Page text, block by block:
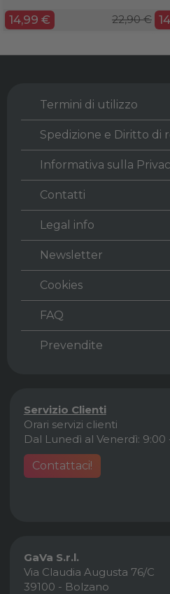
14,99 € 22,90 €
Termini di utilizzo
Spedizione e Diritto di
Informativa sulla
Contatti
Legal info
Newsletter
Cookies
FAQ
Prevendite
Servizio Clienti
Orari servizi clienti
Dal Lunedì al Venerdì: 9:00
Contattaci!
GaVa S.r.l.
Via Claudia Augusta 76/C
39100 - Bolzano